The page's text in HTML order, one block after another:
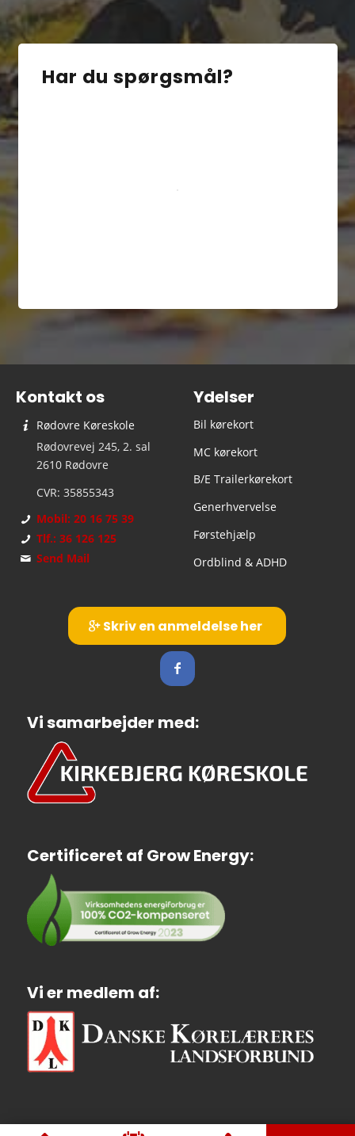
Har du spørgsmål?
Kontakt os
Rødovre Køreskole
Rødovrevej 245, 2. sal
2610 Rødovre
CVR: 35855343
Mobil: 20 16 75 39
Tlf.: 36 126 125
Send Mail
Ydelser
Bil kørekort
MC kørekort
B/E Trailerkørekort
Generhvervelse
Førstehjælp
Ordblind & ADHD
Skriv en anmeldelse her
Vi samarbejder med:
Certificeret af Grow Energy:
Vi er medlem af: